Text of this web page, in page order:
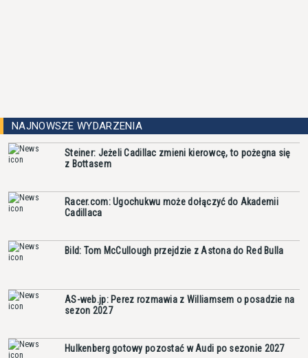
NAJNOWSZE WYDARZENIA
Steiner: Jeżeli Cadillac zmieni kierowcę, to pożegna się
z Bottasem
Racer.com: Ugochukwu może dołączyć do Akademii
Cadillaca
Bild: Tom McCullough przejdzie z Astona do Red Bulla
AS-web.jp: Perez rozmawia z Williamsem o posadzie na
sezon 2027
Hulkenberg gotowy pozostać w Audi po sezonie 2027